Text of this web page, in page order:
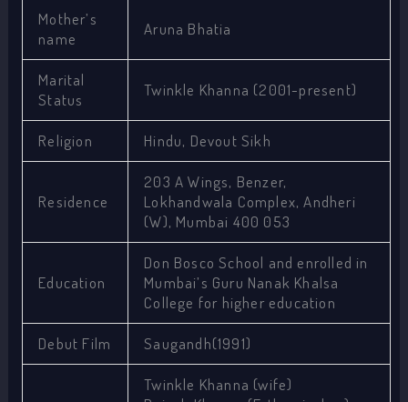
Mother’s
name
Aruna Bhatia
Marital
Status
Twinkle Khanna (2001-present)
Religion Hindu, Devout Sikh
Residence
203 A Wings, Benzer,
Lokhandwala Complex, Andheri
(W), Mumbai 400 053
Education
Don Bosco School and enrolled in
Mumbai’s Guru Nanak Khalsa
College for higher education
Debut Film Saugandh(1991)
Twinkle Khanna (wife)